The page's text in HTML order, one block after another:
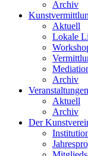
Archiv
Aktuell
Lokale
Archiv
Veranstaltungen
Aktuell
Archiv
Der